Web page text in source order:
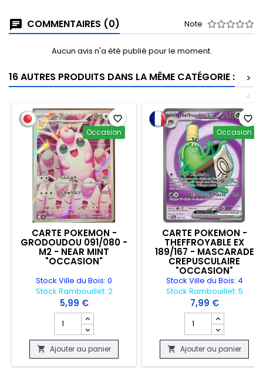
COMMENTAIRES (0) Note
Aucun avis n'a été publié pour le moment.
16 AUTRES PRODUITS DANS LA MÊME CATÉGORIE :
>
<
Occasion
CARTE POKEMON -
GRODOUDOU 091/080 -
M2 - NEAR MINT
"OCCASION"
Stock Ville du Bois: 0
Stock Rambouillet: 2
5,99 €
Champ quantité du produit CARTE POKEMON -
 Ajouter au panier
favorite_border
Occasion
CARTE POKEMON -
THEFFROYABLE EX
189/167 - MASCARADE
CREPUSCULAIRE
"OCCASION"
Stock Ville du Bois: 4
Stock Rambouillet: 5
7,99 €
Champ quantité du
 Ajouter au panier
favorite_border